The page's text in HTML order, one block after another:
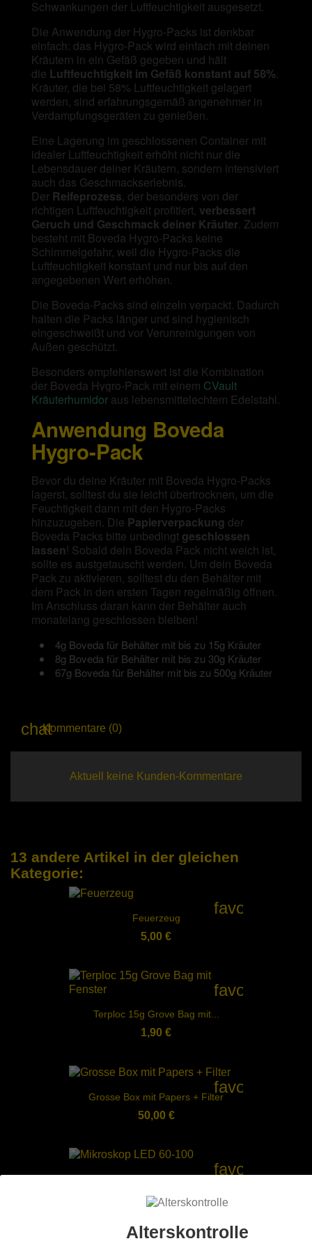
Schwankungen der Luftfeuchtigkeit ausgesetzt.
Die Anwendung der Hygro-Packs ist denkbar
einfach: das Hygro-Pack wird einfach mit deinen
Kräutern in ein Gefäß gegeben und hält
die Luftfeuchtigkeit im Gefäß konstant auf 58%.
Kräuter, die bei 58% Luftfeuchtigkeit gelagert
werden, sind erfahrungsgemäß angenehmer in
Verdampfungsgeräten zu genießen.
Eine Lagerung im geschlossenen Container mit
idealer Luftfeuchtigkeit erhöht nicht nur die
Lebensdauer deiner Kräutern, sondern intensiviert
auch das Geschmackserlebnis.
Der Reifeprozess, der besonders von der
richtigen Luftfeuchtigkeit profitiert, verbessert
Geruch und Geschmack deiner Kräuter. Zudem
besteht mit Boveda Hygro-Packs keine
Schimmelgefahr, weil die Hygro-Packs die
Luftfeuchtigkeit konstant und nur bis auf den
angegebenen Wert erhöhen.
Die Boveda-Packs sind einzeln verpackt. Dadurch
halten die Packs länger und sind hygienisch
eingeschweißt und vor Verunreinigungen von
Außen geschützt.
Besonders empfehlenswert ist die Kombination
der Boveda Hygro-Pack mit einem CVault
Kräuterhumidor aus lebensmittelechtem Edelstahl.
Anwendung Boveda
Hygro-Pack
Bevor du deine Kräuter mit Boveda Hygro-Packs
lagerst, solltest du sie leicht übertrocknen, um die
Feuchtigkeit dann mit den Hygro-Packs
hinzuzugeben. Die Papierverpackung der
Boveda Packs bitte unbedingt geschlossen
lassen! Sobald dein Boveda Pack nicht weich ist,
sollte es austgetauscht werden. Um dein Boveda
Pack zu aktivieren, solltest du den Behälter mit
dem Pack in den ersten Tagen regelmäßig öffnen.
Im Anschluss daran kann der Behälter auch
monatelang geschlossen bleiben!
4g Boveda für Behälter mit bis zu 15g Kräuter
8g Boveda für Behälter mit bis zu 30g Kräuter
67g Boveda für Behälter mit bis zu 500g Kräuter
Kommentare (0)
Aktuell keine Kunden-Kommentare
13 andere Artikel in der gleichen
Kategorie:
Feuerzeug
5,00 €
Terploc 15g Grove Bag mit...
1,90 €
Grosse Box mit Papers + Filter
50,00 €
16,90 €
Alterskontrolle